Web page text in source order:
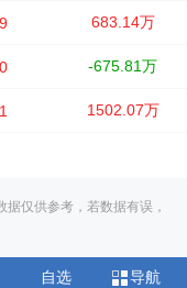
683.14万
-675.81万
1502.07万
仅供参考，若数据有误，
自选 导航